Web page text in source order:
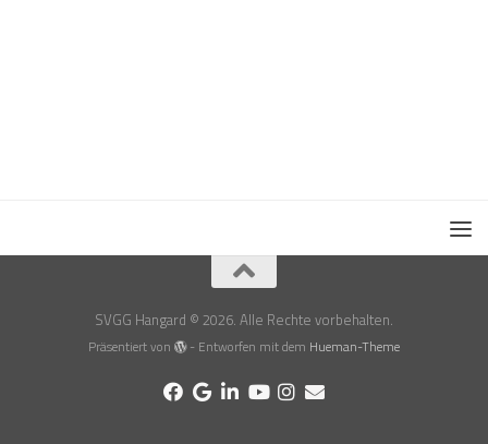
SVGG Hangard © 2026. Alle Rechte vorbehalten.
Präsentiert von - Entworfen mit dem Hueman-Theme